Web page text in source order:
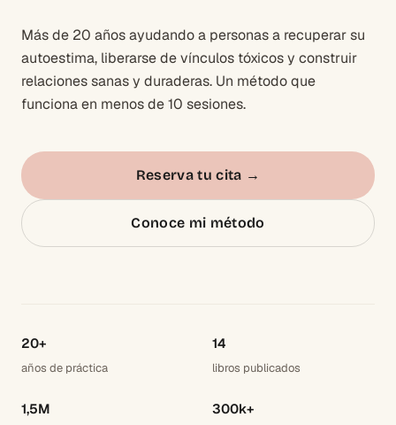
Más de 20 años ayudando a personas a recuperar su
autoestima, liberarse de vínculos tóxicos y construir
relaciones sanas y duraderas. Un método que
funciona en menos de 10 sesiones.
Reserva tu cita →
Conoce mi método
20+
años de práctica
14
libros publicados
1,5M 300k+